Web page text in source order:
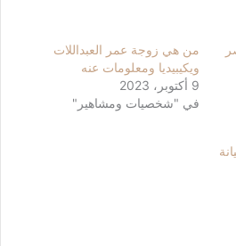
من هي زوجة عمر العبداللات
ويكيبيديا ومعلومات عنه
9 أكتوبر، 2023
في "شخصيات ومشاهير"